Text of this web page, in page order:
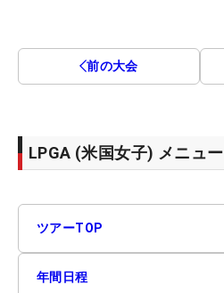
前の大会
LPGA (米国女子) メニュー
ツアーTOP
年間日程